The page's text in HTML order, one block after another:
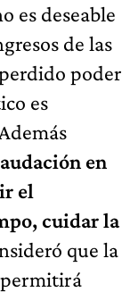
es deseable
de las
poder
es
en
el
cuidar la
que la